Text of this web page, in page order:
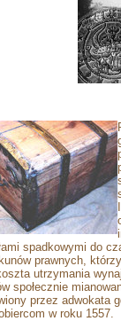
spadkowymi do
prawnych,
utrzymania
społecznie
przez adwokata
w roku 1557.